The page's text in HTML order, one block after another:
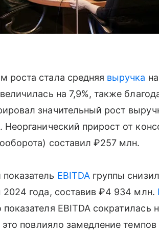
роста стала средняя выручка
на 7,9%, также
значительный рост
прирост от
составил ₽257 млн.
EBITDAгруппы
года, составив ₽4 934 млн.
EBITDA сократилась
это повлияло замедление